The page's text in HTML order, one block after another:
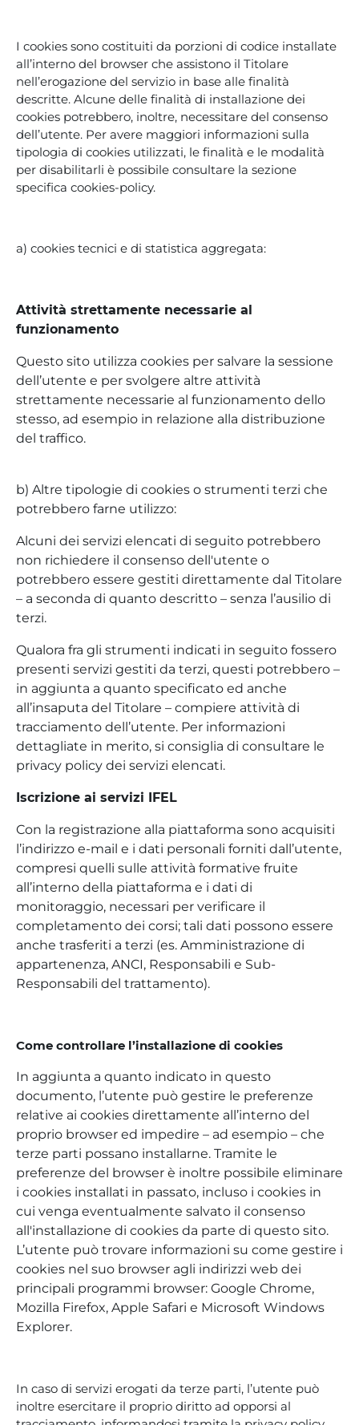
I cookies sono costituiti da porzioni di codice installate
all’interno del browser che assistono il Titolare
nell’erogazione del servizio in base alle finalità
descritte. Alcune delle finalità di installazione dei
cookies potrebbero, inoltre, necessitare del consenso
dell’utente. Per avere maggiori informazioni sulla
tipologia di cookies utilizzati, le finalità e le modalità
per disabilitarli è possibile consultare la sezione
specifica cookies-policy.
a) cookies tecnici e di statistica aggregata:
Attività strettamente necessarie al
funzionamento
Questo sito utilizza cookies per salvare la sessione
dell’utente e per svolgere altre attività
strettamente necessarie al funzionamento dello
stesso, ad esempio in relazione alla distribuzione
del traffico.
b) Altre tipologie di cookies o strumenti terzi che
potrebbero farne utilizzo:
Alcuni dei servizi elencati di seguito potrebbero
non richiedere il consenso dell'utente o
potrebbero essere gestiti direttamente dal Titolare
– a seconda di quanto descritto – senza l’ausilio di
terzi.
Qualora fra gli strumenti indicati in seguito fossero
presenti servizi gestiti da terzi, questi potrebbero –
in aggiunta a quanto specificato ed anche
all’insaputa del Titolare – compiere attività di
tracciamento dell’utente. Per informazioni
dettagliate in merito, si consiglia di consultare le
privacy policy dei servizi elencati.
Iscrizione ai servizi IFEL
Con la registrazione alla piattaforma sono acquisiti
l’indirizzo e-mail e i dati personali forniti dall’utente,
compresi quelli sulle attività formative fruite
all’interno della piattaforma e i dati di
monitoraggio, necessari per verificare il
completamento dei corsi; tali dati possono essere
anche trasferiti a terzi (es. Amministrazione di
appartenenza, ANCI, Responsabili e Sub-
Responsabili del trattamento).
Come controllare l’installazione di cookies
In aggiunta a quanto indicato in questo
documento, l’utente può gestire le preferenze
relative ai cookies direttamente all’interno del
proprio browser ed impedire – ad esempio – che
terze parti possano installarne. Tramite le
preferenze del browser è inoltre possibile eliminare
i cookies installati in passato, incluso i cookies in
cui venga eventualmente salvato il consenso
all'installazione di cookies da parte di questo sito.
L’utente può trovare informazioni su come gestire i
cookies nel suo browser agli indirizzi web dei
principali programmi browser: Google Chrome,
Mozilla Firefox, Apple Safari e Microsoft Windows
Explorer.
In caso di servizi erogati da terze parti, l’utente può
inoltre esercitare il proprio diritto ad opporsi al